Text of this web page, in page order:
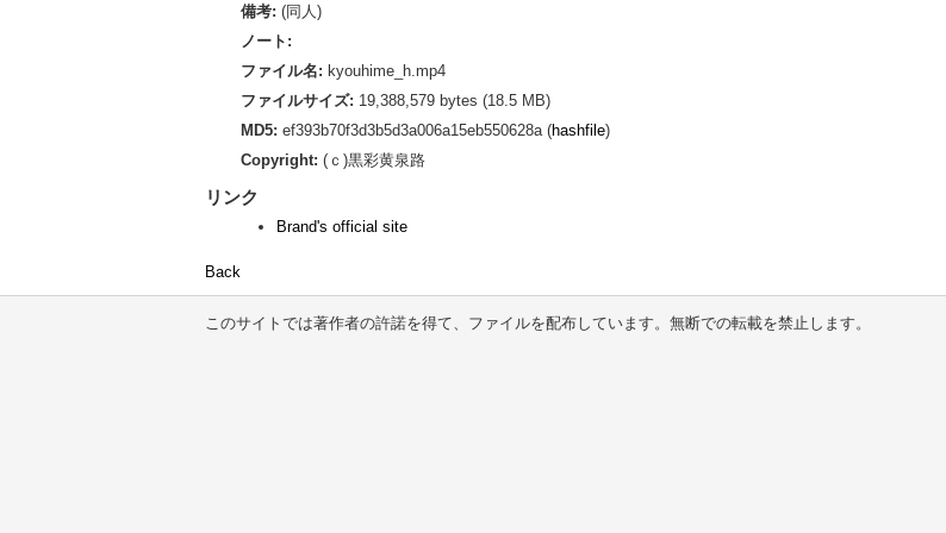
備考: (同人)
ノート:
ファイル名: kyouhime_h.mp4
ファイルサイズ: 19,388,579 bytes (18.5 MB)
MD5: ef393b70f3d3b5d3a006a15eb550628a (hashfile)
Copyright: (ｃ)黒彩黄泉路
リンク
Brand's official site
Back
このサイトでは著作者の許諾を得て、ファイルを配布しています。無断での転載を禁止します。